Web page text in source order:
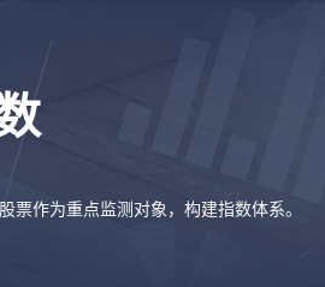
作为重点监测对象，构建指数体系。